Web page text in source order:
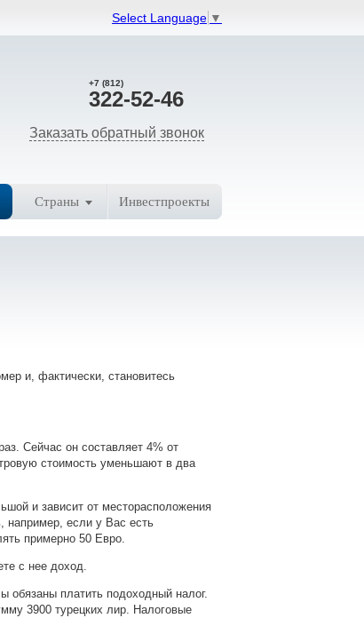
Select Language ▼
+7 (812)
322-52-46
Заказать обратный звонок
Страны Инвестпроекты
и, фактически, становитесь
Сейчас он составляет 4% от
стоимость уменьшают в два
и зависит от месторасположения
например, если у Вас есть
примерно 50 Евро.
с нее доход.
обязаны платить подоходный налог.
3900 турецких лир. Налоговые